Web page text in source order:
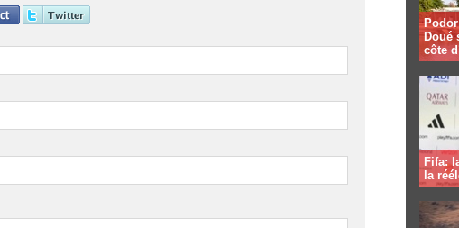
Doué
côte
Fifa:
la